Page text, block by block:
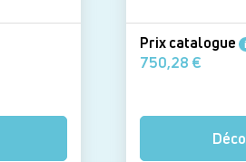
Prix catalogue i
750,28 €